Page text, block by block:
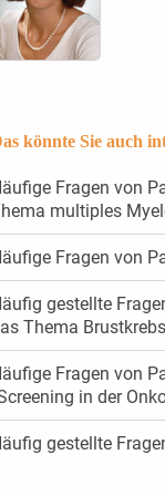
könnte Sie auch
Fragen von
multiples
Fragen von
gestellte
Thema Brustkrebs
Fragen von
in der
gestellte